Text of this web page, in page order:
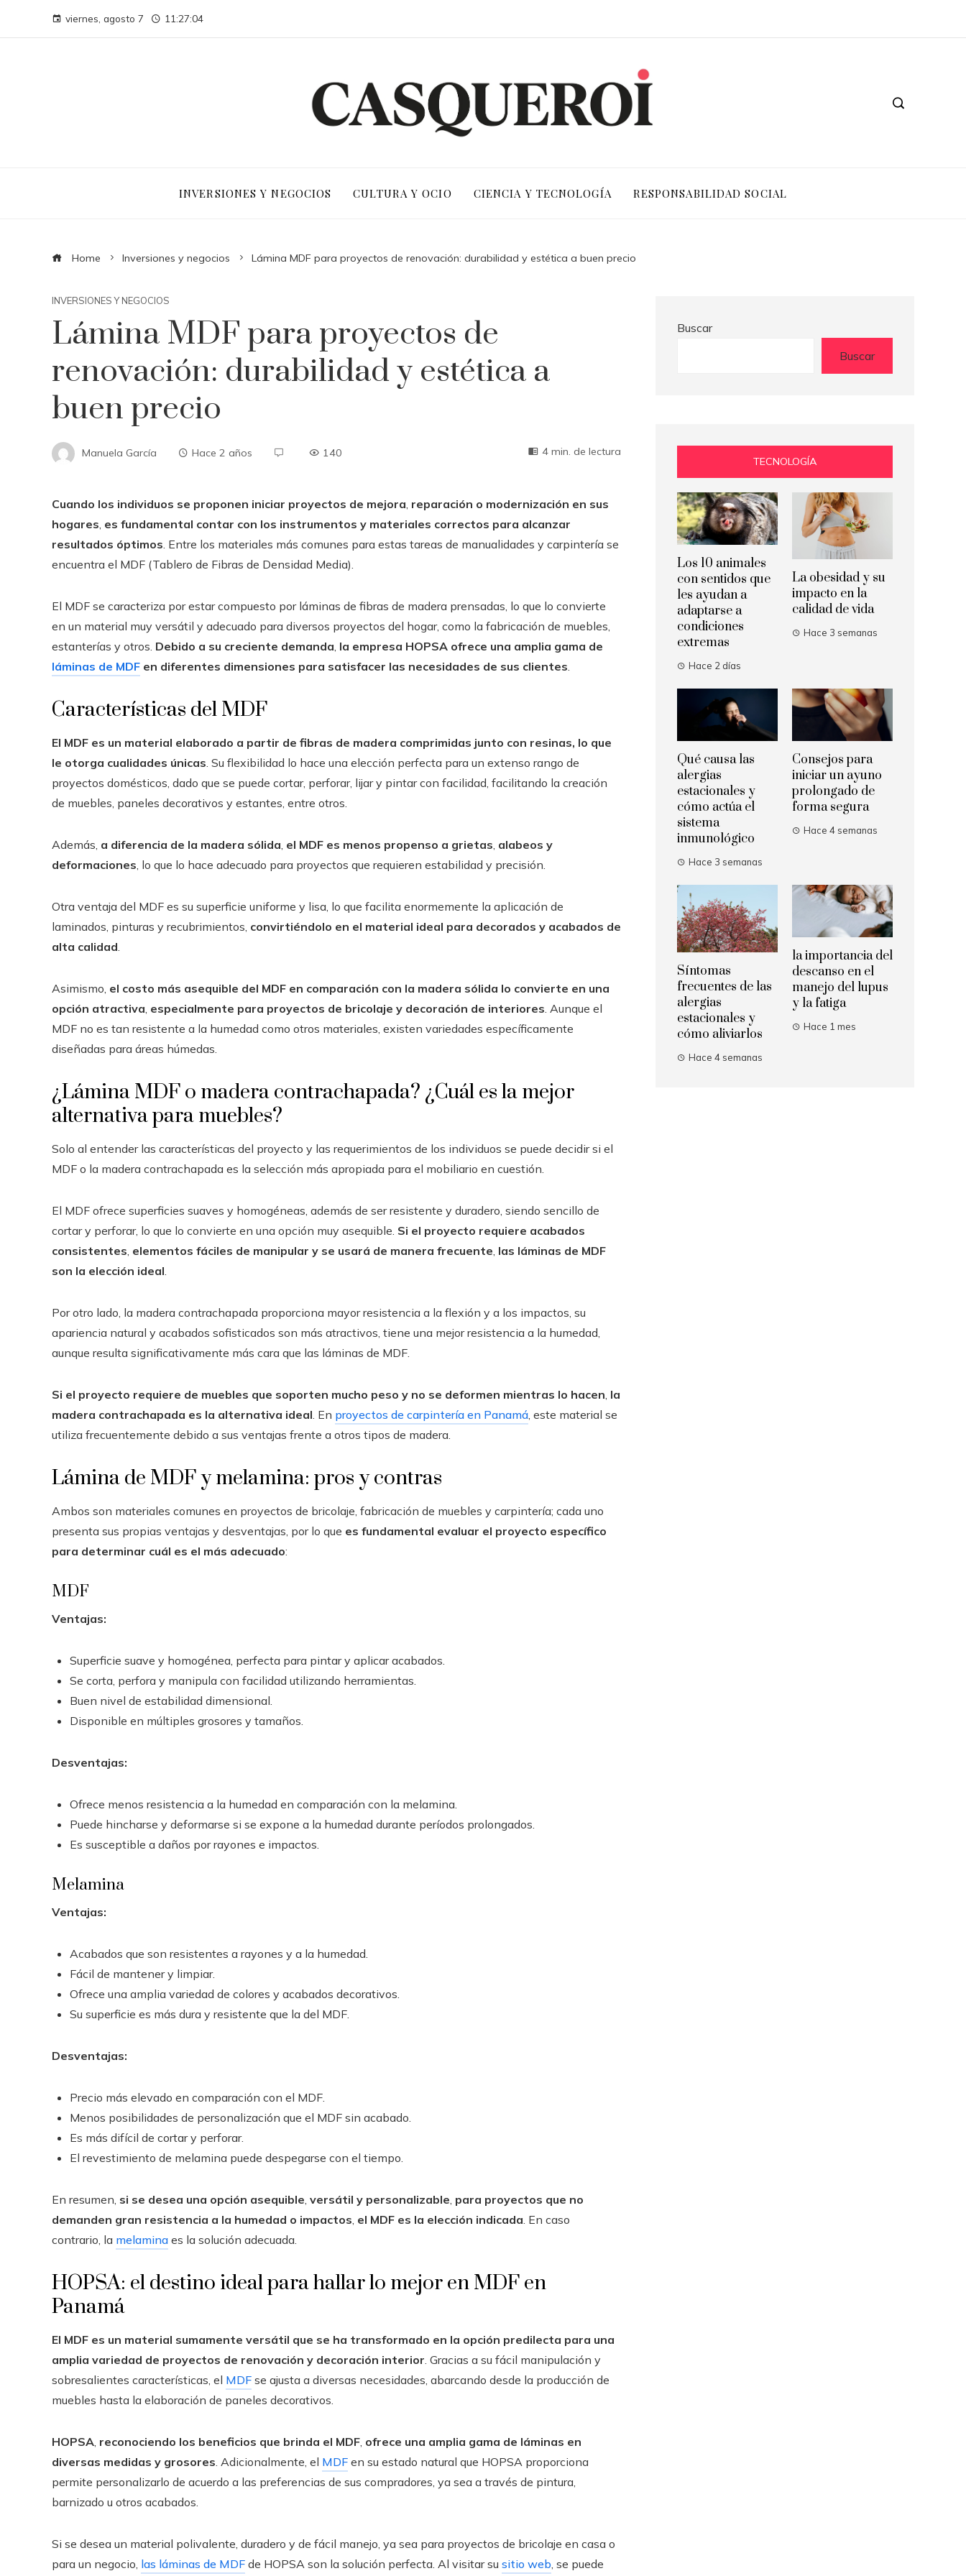
viernes, agosto 7 11:27:05
INVERSIONES Y NEGOCIOS CULTURA Y OCIO CIENCIA Y TECNOLOGÍA RESPONSABILIDAD SOCIAL
Home Inversiones y negocios Lámina MDF para proyectos de renovación: durabilidad y estética a buen precio
INVERSIONES Y NEGOCIOS
Lámina MDF para proyectos de
renovación: durabilidad y estética a
buen precio
Manuela García Hace 2 años 140 4 min. de lectura
Cuando los individuos se proponen iniciar proyectos de mejora, reparación o modernización en sus
hogares, es fundamental contar con los instrumentos y materiales correctos para alcanzar
resultados óptimos. Entre los materiales más comunes para estas tareas de manualidades y carpintería se
encuentra el MDF (Tablero de Fibras de Densidad Media).
El MDF se caracteriza por estar compuesto por láminas de fibras de madera prensadas, lo que lo convierte
en un material muy versátil y adecuado para diversos proyectos del hogar, como la fabricación de muebles,
estanterías y otros. Debido a su creciente demanda, la empresa HOPSA ofrece una amplia gama de
láminas de MDF en diferentes dimensiones para satisfacer las necesidades de sus clientes.
Características del MDF
El MDF es un material elaborado a partir de fibras de madera comprimidas junto con resinas, lo que
le otorga cualidades únicas. Su flexibilidad lo hace una elección perfecta para un extenso rango de
proyectos domésticos, dado que se puede cortar, perforar, lijar y pintar con facilidad, facilitando la creación
de muebles, paneles decorativos y estantes, entre otros.
Además, a diferencia de la madera sólida, el MDF es menos propenso a grietas, alabeos y
deformaciones, lo que lo hace adecuado para proyectos que requieren estabilidad y precisión.
Otra ventaja del MDF es su superficie uniforme y lisa, lo que facilita enormemente la aplicación de
laminados, pinturas y recubrimientos, convirtiéndolo en el material ideal para decorados y acabados de
alta calidad.
Asimismo, el costo más asequible del MDF en comparación con la madera sólida lo convierte en una
opción atractiva, especialmente para proyectos de bricolaje y decoración de interiores. Aunque el
MDF no es tan resistente a la humedad como otros materiales, existen variedades específicamente
diseñadas para áreas húmedas.
¿Lámina MDF o madera contrachapada? ¿Cuál es la mejor
alternativa para muebles?
Solo al entender las características del proyecto y las requerimientos de los individuos se puede decidir si el
MDF o la madera contrachapada es la selección más apropiada para el mobiliario en cuestión.
El MDF ofrece superficies suaves y homogéneas, además de ser resistente y duradero, siendo sencillo de
cortar y perforar, lo que lo convierte en una opción muy asequible. Si el proyecto requiere acabados
consistentes, elementos fáciles de manipular y se usará de manera frecuente, las láminas de MDF
son la elección ideal.
Por otro lado, la madera contrachapada proporciona mayor resistencia a la flexión y a los impactos, su
apariencia natural y acabados sofisticados son más atractivos, tiene una mejor resistencia a la humedad,
aunque resulta significativamente más cara que las láminas de MDF.
Si el proyecto requiere de muebles que soporten mucho peso y no se deformen mientras lo hacen, la
madera contrachapada es la alternativa ideal. En proyectos de carpintería en Panamá, este material se
utiliza frecuentemente debido a sus ventajas frente a otros tipos de madera.
Lámina de MDF y melamina: pros y contras
Ambos son materiales comunes en proyectos de bricolaje, fabricación de muebles y carpintería; cada uno
presenta sus propias ventajas y desventajas, por lo que es fundamental evaluar el proyecto específico
para determinar cuál es el más adecuado:
MDF
Ventajas:
Superficie suave y homogénea, perfecta para pintar y aplicar acabados.
Se corta, perfora y manipula con facilidad utilizando herramientas.
Buen nivel de estabilidad dimensional.
Disponible en múltiples grosores y tamaños.
Desventajas:
Ofrece menos resistencia a la humedad en comparación con la melamina.
Puede hincharse y deformarse si se expone a la humedad durante períodos prolongados.
Es susceptible a daños por rayones e impactos.
Melamina
Ventajas:
Acabados que son resistentes a rayones y a la humedad.
Fácil de mantener y limpiar.
Ofrece una amplia variedad de colores y acabados decorativos.
Su superficie es más dura y resistente que la del MDF.
Desventajas:
Precio más elevado en comparación con el MDF.
Menos posibilidades de personalización que el MDF sin acabado.
Es más difícil de cortar y perforar.
El revestimiento de melamina puede despegarse con el tiempo.
En resumen, si se desea una opción asequible, versátil y personalizable, para proyectos que no
demanden gran resistencia a la humedad o impactos, el MDF es la elección indicada. En caso
contrario, la melamina es la solución adecuada.
HOPSA: el destino ideal para hallar lo mejor en MDF en
Panamá
El MDF es un material sumamente versátil que se ha transformado en la opción predilecta para una
amplia variedad de proyectos de renovación y decoración interior. Gracias a su fácil manipulación y
sobresalientes características, el MDF se ajusta a diversas necesidades, abarcando desde la producción de
muebles hasta la elaboración de paneles decorativos.
HOPSA, reconociendo los beneficios que brinda el MDF, ofrece una amplia gama de láminas en
diversas medidas y grosores. Adicionalmente, el MDF en su estado natural que HOPSA proporciona
permite personalizarlo de acuerdo a las preferencias de sus compradores, ya sea a través de pintura,
barnizado u otros acabados.
Si se desea un material polivalente, duradero y de fácil manejo, ya sea para proyectos de bricolaje en casa o
para un negocio, las láminas de MDF de HOPSA son la solución perfecta. Al visitar su sitio web, se puede
Buscar
Buscar
TECNOLOGÍA
Los 10 animales
con sentidos que
les ayudan a
adaptarse a
condiciones
extremas
Hace 2 días
La obesidad y su
impacto en la
calidad de vida
Hace 3 semanas
Qué causa las
alergias
estacionales y
cómo actúa el
sistema
inmunológico
Hace 3 semanas
Consejos para
iniciar un ayuno
prolongado de
forma segura
Hace 4 semanas
Síntomas
frecuentes de las
alergias
estacionales y
cómo aliviarlos
Hace 4 semanas
la importancia del
descanso en el
manejo del lupus
y la fatiga
Hace 1 mes